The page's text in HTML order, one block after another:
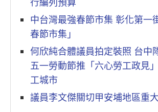
中台灣最強春節市集 彰化第一
春節市集」
何欣純合體議員拍定裝照 台中
五一勞動節推「六心勞工政見
工城市
議員李文傑關切甲安埔地區重